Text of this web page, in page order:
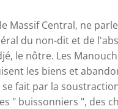
Massif Central, ne
du non-dit et de
le nôtre. Les
les biens et
fait par la
" buissonniers ", des